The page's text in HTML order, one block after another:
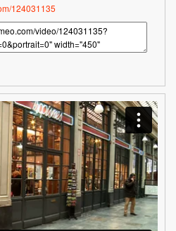
124031135